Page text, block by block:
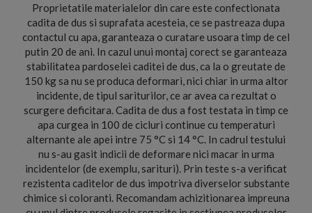
Proprietatile materialelor din care este confectionata
cadita de dus si suprafata acesteia, ce se pastreaza dupa
contactul cu apa, garanteaza o curatare usoara timp de cel
putin 20 de ani. In cazul unui montaj corect se garanteaza
stabilitatea pardoselei caditei de dus, ca la o greutate de
150 kg sa nu se produca deformari, nici chiar in urma altor
incidente, de tipul sariturilor, ce ar avea ca rezultat o
scurgere deficitara. Cadita de dus a fost testata in timp ce
apa curgea in 100 de cicluri continue cu temperaturi
alternante ale apei intre 75 °C si 14 °C. In cadrul testului
nu s-au gasit indicii de deformare nici macar in urma
incidentelor (de exemplu, sarituri). Prin teste s-a verificat
rezistenta caditelor de dus impotriva diverselor substante
chimice si coloranti. Recomandam achizitionarea impreuna